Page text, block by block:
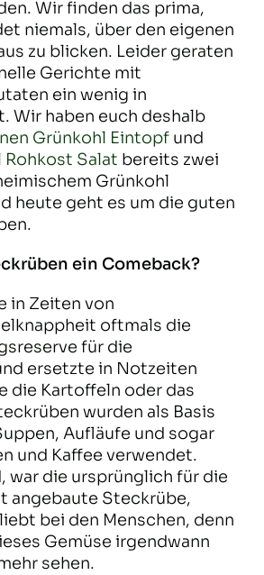
Wir finden das prima,
niemals, über den eigenen
zu blicken. Leider geraten
Gerichte mit
ein wenig in
Wir haben euch deshalb
Grünkohl Eintopf und
Rohkost Salat bereits zwei
Grünkohl
heute geht es um die guten
ein Comeback?
in Zeiten von
oftmals die
für die
ersetzte in Notzeiten
die Kartoffeln oder das
wurden als Basis
Aufläufe und sogar
und Kaffee verwendet.
war die ursprünglich für die
angebaute Steckrübe,
bei den Menschen, denn
Gemüse irgendwann
sehen.